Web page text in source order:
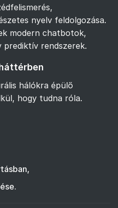
nyelv feldolgozása.
modern chatbotok,
rendszerek.
hálókra épülő
hogy tudna róla.